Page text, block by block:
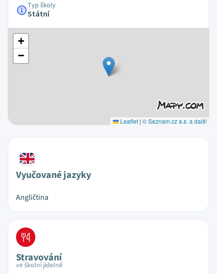
Typ školy
Státní
+
−
Leaflet | © Seznam.cz a.s. a další
Vyučované jazyky
Angličtina
Stravování
ve školní jídelně